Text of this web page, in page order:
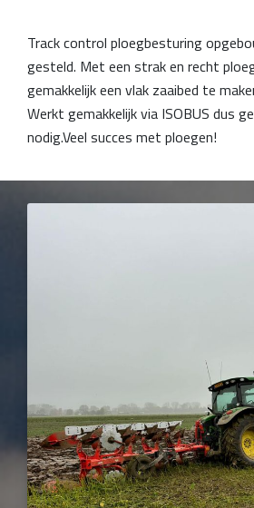
Track control ploegbesturing
gesteld. Met een strak en recht
gemakkelijk een vlak zaaibed te
Werkt gemakkelijk via ISOBUS dus
nodig.Veel succes met ploegen!